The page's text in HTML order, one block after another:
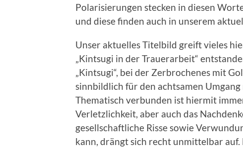
Polarisierungen stecken in diesen
und diese finden auch in unserem
Unser aktuelles Titelbild greift vieles
„Kintsugi in der Trauerarbeit“
„Kintsugi“, bei der Zerbrochenes mit
sinnbildlich für den achtsamen
Thematisch verbunden ist hiermit
Verletzlichkeit, aber auch das
gesellschaftliche Risse sowie
kann, drängt sich recht unmittelbar auf.